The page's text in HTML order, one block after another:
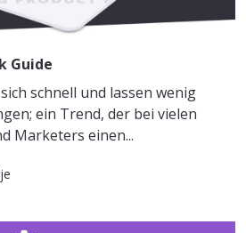
Guide
schnell und lassen wenig
ein Trend, der bei vielen
Marketers einen...